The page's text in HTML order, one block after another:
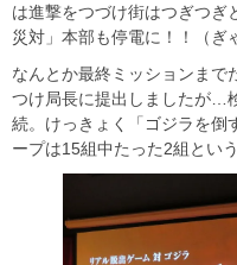
は進撃をつづけ街はつぎつぎ
災対」本部も停電に！！（ぎ
なんとか最終ミッションまで
つけ局長に提出しましたが…
続。けっきょく「ゴジラを倒
ープは15組中たった2組とい